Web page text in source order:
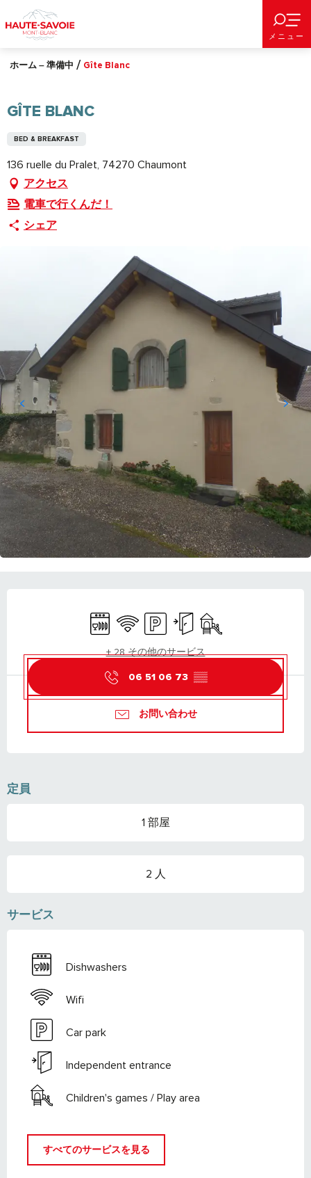
au
contenu
principal
メニュー
ホーム – 準備中 Gîte Blanc
GÎTE BLANC
BED & BREAKFAST
136 ruelle du Pralet, 74270 Chaumont
アクセス
電車で行くんだ！
シェア
Dishwashers
Wifi Car parkIndependent entrance
Children's games / Play
+ 28 その他のサービス
06 51 06 73 ▒▒
お問い合わせ
定員
1 部屋
2 人
サービス
Dishwashers
Wifi
Car park
Independent entrance
Children's games / Play area
すべてのサービスを見る